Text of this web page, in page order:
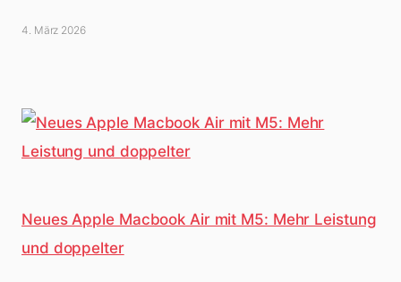
4. März 2026
Neues Apple Macbook Air mit M5: Mehr Leistung
und doppelter